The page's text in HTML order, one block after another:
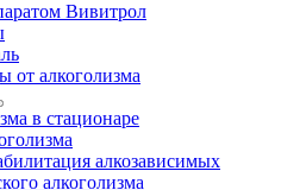
Вивитрол
от алкоголизма
в стационаре
алкозависимых
алкоголизма